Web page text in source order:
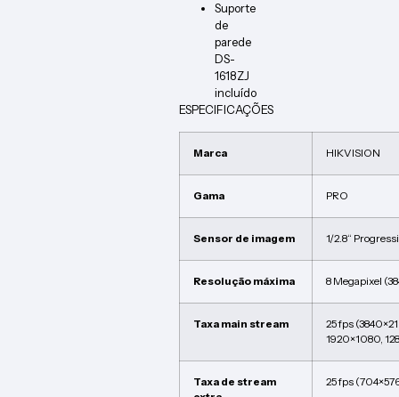
Suporte
de
parede
DS-
1618ZJ
incluído
ESPECIFICAÇÕES
Marca HIKVISION
Gama PRO
Sensor de imagem 1/2.8“
Resolução máxima 8 Megapixel
Taxa main stream
25 fps
1920×1080,
Taxa de stream
25 fps